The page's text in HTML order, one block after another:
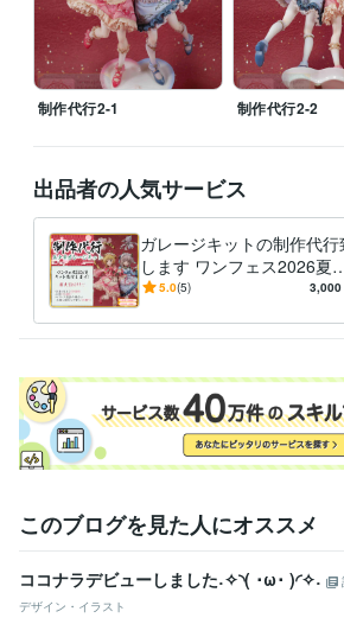
イラスト作成・漫画制作 Zbrush
フィギュア インダストリアルデザ WEB講師
イラスト作成・漫画制作 fusion360
フィギュア インダストリアルデザ
制作代行2-1 制作代行2‐2
出品者の人気サービス
ガレージキットの制作代行
します ワンフェス2026夏
キット割引開催中！！
5.0(5) 3,000
このブログを見た人にオススメ
ココナラデビューしました˖✧◝( ･ω･ )◜✧˖
デザイン・イラスト